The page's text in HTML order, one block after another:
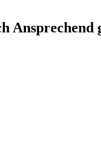
Ansprechend